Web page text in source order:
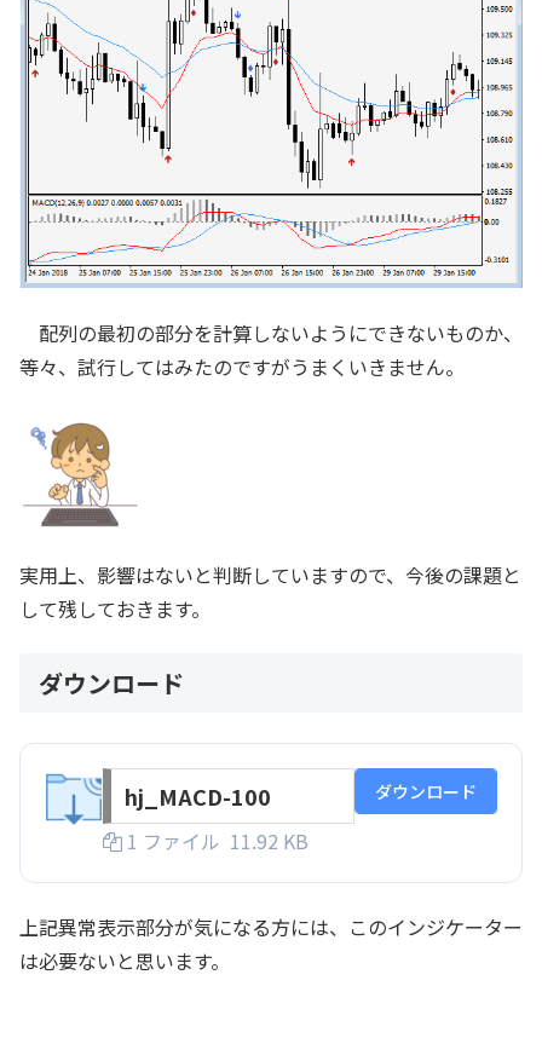
配列の最初の部分を計算しないようにできないものか、
等々、試行してはみたのですがうまくいきません。
実用上、影響はないと判断していますので、今後の課題と
して残しておきます。
ダウンロード
hj_MACD-100
1 ファイル 11.92 KB
ダウンロード
上記異常表示部分が気になる方には、このインジケーター
は必要ないと思います。